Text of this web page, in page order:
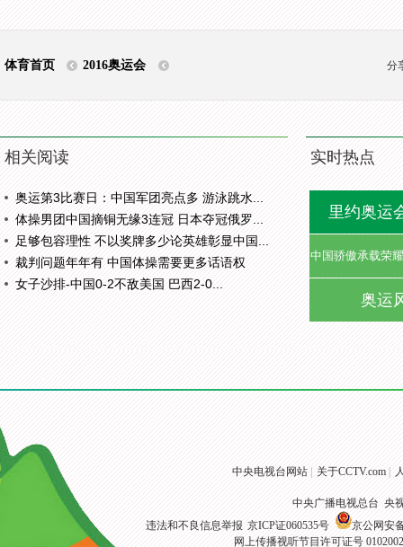
体育首页 2016奥运会 分
相关阅读
奥运第3比赛日：中国军团亮点多 游泳跳水...
体操男团中国摘铜无缘3连冠 日本夺冠俄罗...
足够包容理性 不以奖牌多少论英雄彰显中国...
裁判问题年年有 中国体操需要更多话语权
女子沙排-中国0-2不敌美国 巴西2-0...
实时热点
里约奥运
中国骄傲承载荣耀
奥运
中央电视台网站 关于CCTV.com
中央广播电视总台 央
违法和不良信息举报 京ICP证060535号
京公网安
网上传播视听节目许可证号